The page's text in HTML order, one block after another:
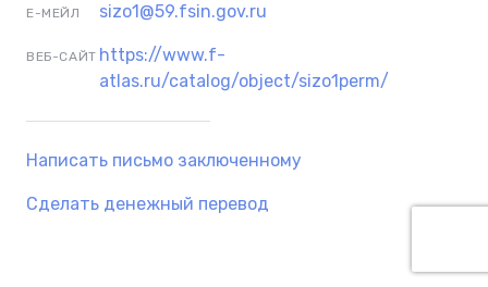
Е-МЕЙЛ sizo1@59.fsin.gov.ru
ВЕБ-САЙТ https://www.f-
atlas.ru/catalog/object/sizo1perm/
Написать письмо заключенному
Сделать денежный перевод